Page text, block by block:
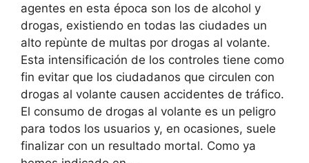
agentes en esta época son los de alcohol y
drogas, existiendo en todas las ciudades un
alto repùnte de multas por drogas al volante.
Esta intensificación de los controles tiene como
fin evitar que los ciudadanos que circulen con
drogas al volante causen accidentes de tráfico.
El consumo de drogas al volante es un peligro
para todos los usuarios y, en ocasiones, suele
finalizar con un resultado mortal. Como ya